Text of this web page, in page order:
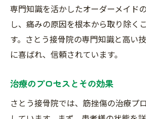
専門知識を活かしたオーダーメイド
し、痛みの原因を根本から取り除く
す。さとう接骨院の専門知識と高い
に喜ばれ、信頼されています。
治療のプロセスとその効果
さとう接骨院では、筋挫傷の治療プ